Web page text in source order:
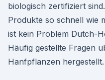
biologisch zertifiziert
Produkte so schnell wie
ist kein Problem Dutch-
Häufig gestellte Fragen
Hanfpflanzen hergestellt.